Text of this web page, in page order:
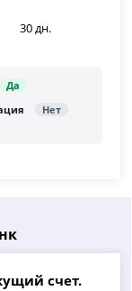
30 дн.
счет.